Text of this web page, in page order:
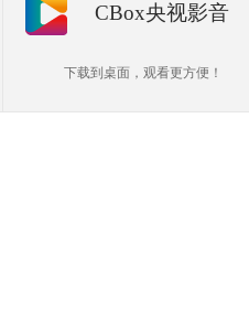
CBox央视影音
下载到桌面，观看更方便！